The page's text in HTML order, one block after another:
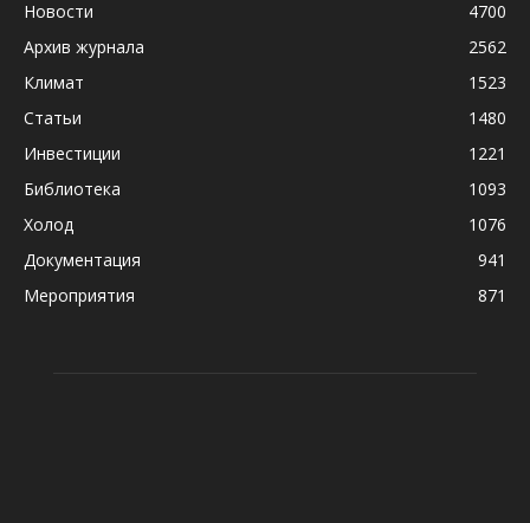
Новости
4700
Архив журнала
2562
Климат
1523
Статьи
1480
Инвестиции
1221
Библиотека
1093
Холод
1076
Документация
941
Мероприятия
871